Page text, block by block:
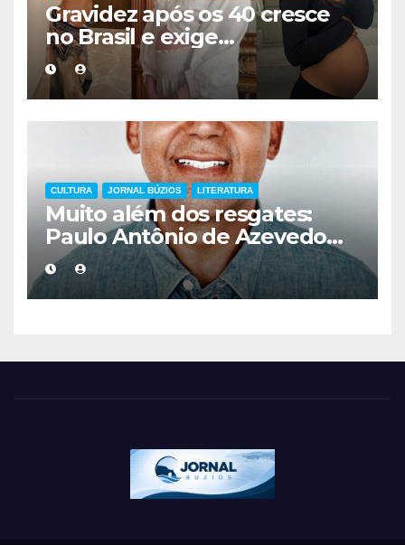
Gravidez após os 40 cresce
no Brasil e exige
acompanhamento médico
mais cuidadoso
CULTURA JORNAL BÚZIOS LITERATURA
Muito além dos resgates:
Paulo Antônio de Azevedo
eterniza a coragem, a
humanidade e a missão dos
guarda-vidas na literatura